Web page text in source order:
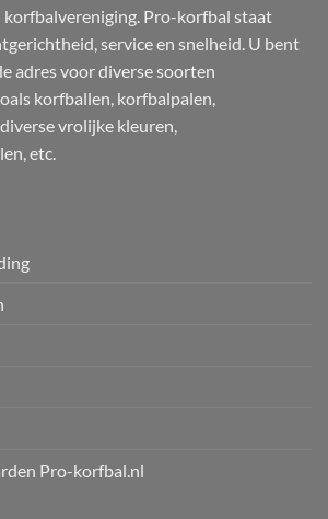
korfbalvereniging. Pro-korfbal staat
service en snelheid. U bent
adres voor diverse soorten
korfballen, korfbalpalen,
vrolijke kleuren,
etc.
Pro-korfbal.nl